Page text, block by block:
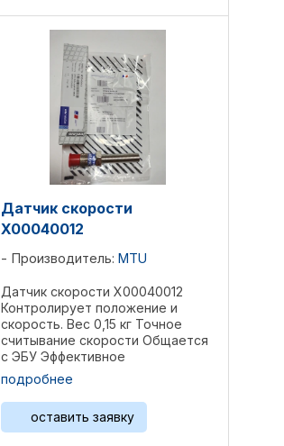
Датчик скорости
X00040012
Производитель: MTU
Датчик скорости X00040012
Контролирует положение и
скорость. Вес 0,15 кг Точное
считывание скорости Общается
с ЭБУ Эффективное
распределение компонентов по
времени Оптимальная работа
двигателя Оригинальная
запчасть MTU Производитель
МТУ. Изготовлен ...
подробнее
оставить заявку